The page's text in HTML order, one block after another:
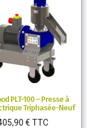
PLT-100 – Presse à
Triphasée-Neuf
€ TTC